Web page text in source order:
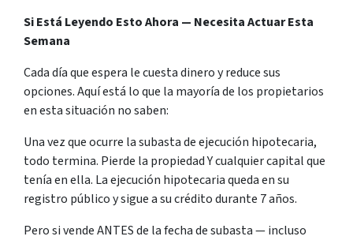
Si Está Leyendo Esto Ahora — Necesita Actuar Esta
Semana
Cada día que espera le cuesta dinero y reduce sus
opciones. Aquí está lo que la mayoría de los propietarios
en esta situación no saben:
Una vez que ocurre la subasta de ejecución hipotecaria,
todo termina. Pierde la propiedad Y cualquier capital que
tenía en ella. La ejecución hipotecaria queda en su
registro público y sigue a su crédito durante 7 años.
Pero si vende ANTES de la fecha de subasta — incluso